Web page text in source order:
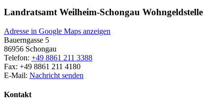
Landratsamt Weilheim-Schongau Wohngeldstelle
Adresse in Google Maps anzeigen
Bauerngasse 5
86956 Schongau
Telefon: +49 8861 211 3388
Fax: +49 8861 211 4180
E-Mail: Nachricht senden
Kontakt